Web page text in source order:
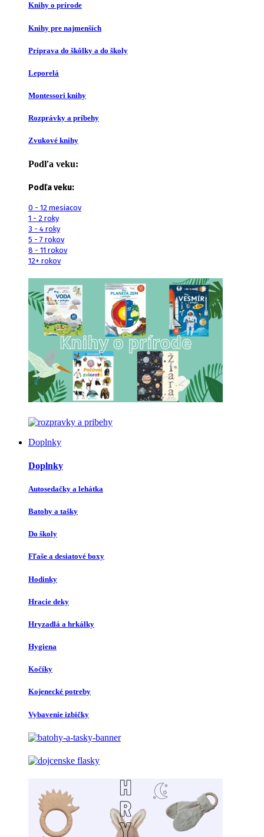
Knihy o prírode
Knihy pre najmenších
Príprava do škôlky a do školy
Leporelá
Montessori knihy
Rozprávky a príbehy
Zvukové knihy
Podľa veku:
Podľa veku:
0 - 12 mesiacov
1 - 2 roky
3 - 4 roky
5 - 7 rokov
8 - 11 rokov
12+ rokov
Doplnky
Doplnky
Autosedačky a lehátka
Batohy a tašky
Do školy
Fľaše a desiatové boxy
Hodinky
Hracie deky
Hryzadlá a hrkálky
Hygiena
Kočíky
Kojenecké potreby
Vybavenie izbičky